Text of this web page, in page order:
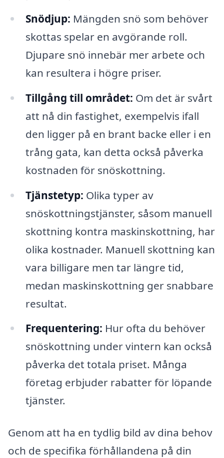
Snödjup: Mängden snö som behöver
skottas spelar en avgörande roll.
Djupare snö innebär mer arbete och
kan resultera i högre priser.
Tillgång till området: Om det är svårt
att nå din fastighet, exempelvis ifall
den ligger på en brant backe eller i en
trång gata, kan detta också påverka
kostnaden för snöskottning.
Tjänstetyp: Olika typer av
snöskottningstjänster, såsom manuell
skottning kontra maskinskottning, har
olika kostnader. Manuell skottning kan
vara billigare men tar längre tid,
medan maskinskottning ger snabbare
resultat.
Frequentering: Hur ofta du behöver
snöskottning under vintern kan också
påverka det totala priset. Många
företag erbjuder rabatter för löpande
tjänster.
Genom att ha en tydlig bild av dina behov
och de specifika förhållandena på din